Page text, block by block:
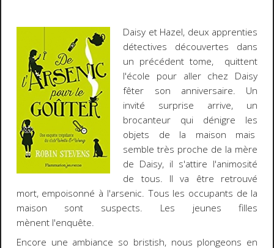
Daisy et Hazel, deux apprenties
détectives découvertes dans
un précédent tome, quittent
l'école pour aller chez Daisy
fêter son anniversaire. Un
invité surprise arrive, un
brocanteur qui dénigre les
objets de la maison mais
semble très proche de la mère
de Daisy, il s'attire l'animosité
de tous. Il va être retrouvé
mort, empoisonné à l'arsenic. Tous les occupants de la
maison sont suspects. Les jeunes filles
mènent l'enquête.
Encore une ambiance so bristish, nous plongeons en